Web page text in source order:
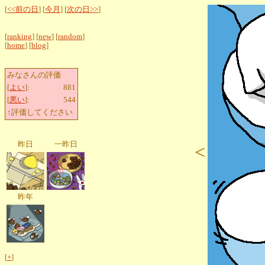
[<<前の日 ] [今月 ] [次の日>>]
[ranking] [new] [random]
[home] [blog]
みなさんの評価
[よい]:
881
[悪い]:
544
↑評価してください
昨日 一昨日
昨年
[+]
<